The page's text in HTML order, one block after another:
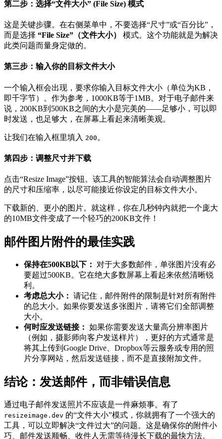
第二步：选择“文件大小” (File Size) 模式
这是关键步骤。在右侧菜单中，不要选择“尺寸”或“百分比”，
而是选择 “File Size”（文件大小）
模式。这个功能就是为解决
此类问题而量身定做的。
第三步：输入你的目标文件大小
一个输入框会出现，要求你输入目标文件大小（单位为KB，
即千字节）。作为参考，1000KB等于1MB。对于电子邮件来
说，200KB到500KB之间的大小是完美的——足够小，可以即
时发送，也足够大，在屏幕上看起来清晰美观。
让我们在输入框里填入 200 。
第四步：调整尺寸并下载
点击“Resize Image”按钮。该工具的智能算法会自动调整图片
的尺寸和压缩率，以尽可能接近你设定的目标文件大小。
下载新的、更小的图片。就这样，你在几秒钟内就把一个庞大
的10MB文件变成了一个轻巧的200KB文件！
邮件图片附件的最佳实践
保持在500KB以下：
对于大多数邮件，单张图片没有必
要超过500KB。它在绝大多数屏幕上看起来依然清晰锐
利。
考虑总大小： 请记住，邮件附件的限制是针对所有附件
的总大小。如果你要发送多张图片，请将它们全部调整
大小。
何时应发送链接： 如果你需要发送大量高分辨率图片
（例如，摄影师向客户发送样片），更好的方式通常是
将其上传到Google Drive、Dropbox等云服务或专用的照
片分享网站，然后发送链接，而不是直接附加文件。
结论：发送邮件，而非错误信息
通过电子邮件发送照片不应该是一件麻烦事。有了
resizeimage.dev 的“文件大小”模式，你就拥有了一个强大的
工具，可以立即解决“文件过大”的问题。这是确保你的附件小
巧、邮件发送顺畅、收件人无需等待漫长下载的最快方法。